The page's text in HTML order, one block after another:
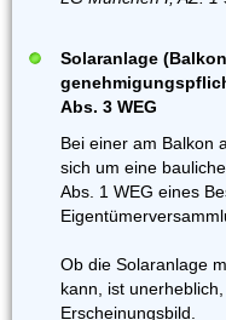
Solaranlage
Abs. 3 WEG
Bei einer am Balkon
sich um eine
Abs. 1 WEG eines
Ob die Solaranlage
kann, ist
Erscheinungsbild.